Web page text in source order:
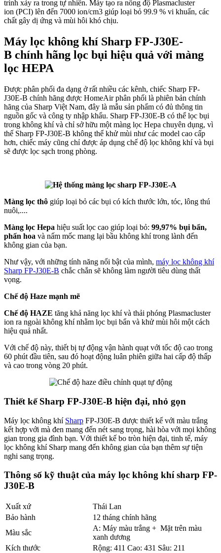
trình xảy ra trong tự nhiên. Máy tạo ra nồng độ Plasmacluster
ion (PCI) lên đến 7000 ion/cm3 giúp loại bỏ 99.9 % vi khuẩn, các
chất gây dị ứng và mùi hôi khó chịu.
Máy lọc không khí Sharp FP-J30E-
B chính hãng lọc bụi hiệu quả với màng
lọc HEPA
Được phân phối đa dạng ở rất nhiều các kênh, chiếc Sharp FP-
J30E-B chính hãng được HomeAir phân phối là phiên bản chính
hãng của Sharp Việt Nam, đây là mẫu sản phẩm có đủ thông tin
nguồn gốc và công ty nhập khẩu. Sharp FP-J30E-B có thể lọc bụi
trong không khí và chỉ sở hữu một màng lọc Hepa chuyên dụng, vì
thế Sharp FP-J30E-B không thể khử mùi như các model cao cấp
hơn, chiếc máy cũng chỉ được áp dụng chế độ lọc không khí và bụi
sẽ được lọc sạch trong phòng.
Màng lọc thô giúp loại bỏ các bụi có kích thước lớn, tóc, lông thú
nuôi,....
Màng lọc Hepa hiệu suất lọc cao giúp loại bỏ: 99,97% bụi bẩn,
phấn hoa và nấm mốc mang lại bầu không khí trong lành đến
không gian của bạn.
Như vậy, với những tính năng nổi bật của mình, máy lọc không khí
Sharp FP-J30E-B chắc chắn sẽ không làm người tiêu dùng thất
vọng.
Chế độ Haze mạnh mẽ
Chế độ HAZE tăng khả năng lọc khí và thải phóng Plasmacluster
ion ra ngoài không khí nhằm lọc bụi bẩn và khử mùi hôi một cách
hiệu quả nhất.
Với chế độ này, thiết bị tự động vận hành quạt với tốc độ cao trong
60 phút đầu tiên, sau đó hoạt động luân phiên giữa hai cấp độ thấp
và cao trong vòng 20 phút.
Thiết kế Sharp FP-J30E-B hiện đại, nhỏ gọn
Máy lọc không khí Sharp FP-J30E-B được thiết kế với màu trắng
kết hợp với mà đen mang đến nét sang trọng, hài hòa với mọi không
gian trong gia đình bạn. Với thiết kế bo tròn hiện đại, tinh tế, máy
lọc không khí Sharp mang đến không gian của bạn thêm sự tiện
nghi sang trọng.
Thông số kỹ thuật của máy lọc không khí sharp FP-
J30E-B
Xuất xứ
Thái Lan
Bảo hành
12 tháng chính hãng
Màu sắc
A: Máy màu trắng + Mặt trên màu
xanh dương
Kích thước
Rộng: 411 Cao: 431 Sâu: 211